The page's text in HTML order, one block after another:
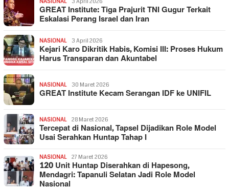
GREAT Institute: Tiga Prajurit TNI Gugur Terkait
Eskalasi Perang Israel dan Iran
NASIONAL 3 April 2026
Kejari Karo Dikritik Habis, Komisi III: Proses Hukum
Harus Transparan dan Akuntabel
NASIONAL 30 Maret 2026
GREAT Institute Kecam Serangan IDF ke UNIFIL
NASIONAL 28 Maret 2026
Tercepat di Nasional, Tapsel Dijadikan Role Model
Usai Serahkan Huntap Tahap I
NASIONAL 27 Maret 2026
120 Unit Huntap Diserahkan di Hapesong,
Mendagri: Tapanuli Selatan Jadi Role Model
Nasional